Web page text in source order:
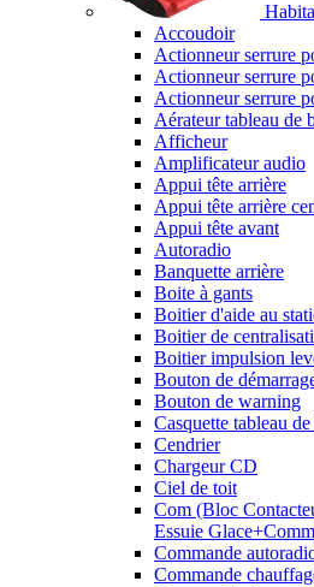
Accoudoir
Actionneur serrure
Actionneur serrure
Actionneur serrure
Aérateur tableau de
Afficheur
Amplificateur audio
Appui tête arrière
Appui tête arrière
Appui tête avant
Autoradio
Banquette arrière
Boite à gants
Boitier d'aide au
Boitier de
Boitier impulsion
Bouton de
Bouton de warning
Casquette tableau
Cendrier
Chargeur CD
Ciel de toit
Com (Bloc
Essuie
Commande
Commande